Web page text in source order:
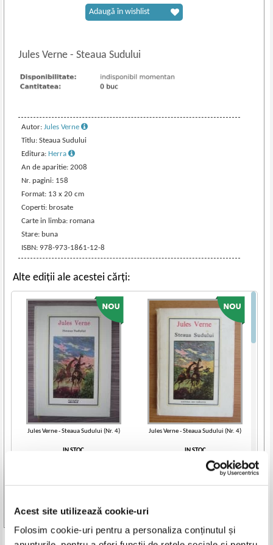
Acest site utilizează cookie-uri
Folosim cookie-uri pentru a personaliza conținutul și
Jules Verne- Steaua Sudului
Autor: Jules Verne
Titlu: Steaua Sudului
Editura: Herra
An de aparitie: 2008
Nr. pagini: 158
Format: 13 x 20 cm
Coperti: brosate
Carte in limba: romana
Stare: buna
ISBN: 978-973-1861-12-8
Adaugă în wishlist
Alte ediții ale acestei cărți:
Jules Verne - Steaua Sudului (Nr. 4)
IN STOC
Jules Verne - Steaua Sudului (Nr. 4)
IN STOC
Lei
Adaugă în coș
Vezi toate edițiile »